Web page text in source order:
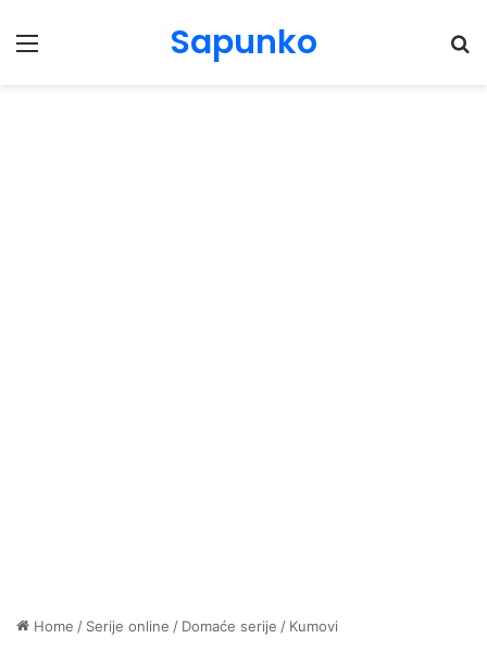
Menu Sapunko
Home / Serije online / Domaće serije / Kumovi